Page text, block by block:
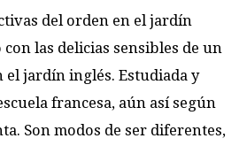
del orden en el jardín
las delicias sensibles de un
el jardín inglés. Estudiada y
francesa, aún así según
Son modos de ser diferentes,